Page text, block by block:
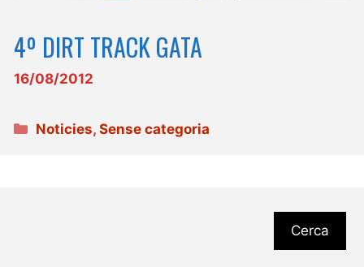
4º DIRT TRACK GATA
16/08/2012
Categories
Noticies,Sense categoria
Cerca